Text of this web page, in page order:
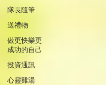
隊長隨筆
送禮物
做更快樂更
成功的自己
投資通訊
心靈雞湯